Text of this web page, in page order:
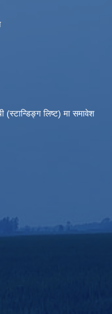
(स्टान्डिङ्ग लिष्ट) मा समावेश